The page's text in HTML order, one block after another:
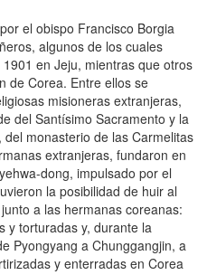
el obispo Francisco Borgia
algunos de los cuales
en Jeju, mientras que otros
de Corea. Entre ellos se
misioneras extranjeras,
del Santísimo Sacramento y la
monasterio de las Carmelitas
extranjeras, fundaron en
dong, impulsado por el
la posibilidad de huir al
a las hermanas coreanas:
y torturadas y, durante la
Pyongyang a Chunggangjin, a
y enterradas en Corea